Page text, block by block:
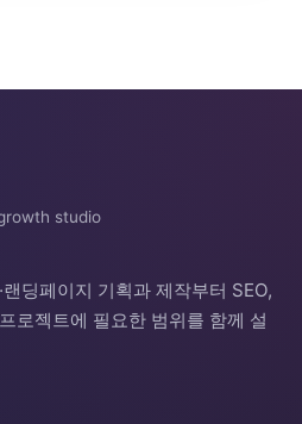
studio
딩페이지 기획과 제작부터 SEO,
로젝트에 필요한 범위를 함께 설